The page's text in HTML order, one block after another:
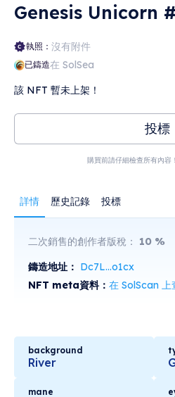
Genesis Unicorn
執照： 沒有附件
已鑄造在 SolSea
該 NFT 暫未上架！
投標
購買前請仔細檢查所有內容！
詳情 歷史記錄 投標
二次銷售的創作者版稅： 10 %
鑄造地址： Dc7L...o1cx
NFT meta資料： 在 SolScan 上
background
River
mane